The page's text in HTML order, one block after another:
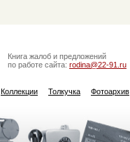
Книга жалоб и предложений
по работе сайта: rodina@22-91.ru
Коллекции Толкучка Фотоархив